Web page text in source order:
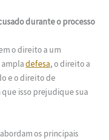
durante o processo
o direito a um
ampladefesa, o direito a
e o direito de
isso prejudique sua
os principais